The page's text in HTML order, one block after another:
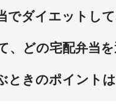
でダイエットし
、どの宅配弁当
ときのポイント